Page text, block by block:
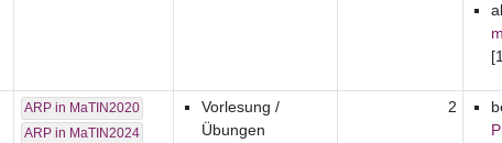
ARP in MaTIN2020
ARP in MaTIN2024
Vorlesung /
Übungen
2